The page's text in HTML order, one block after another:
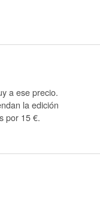
a ese precio.
la edición
por 15 €.